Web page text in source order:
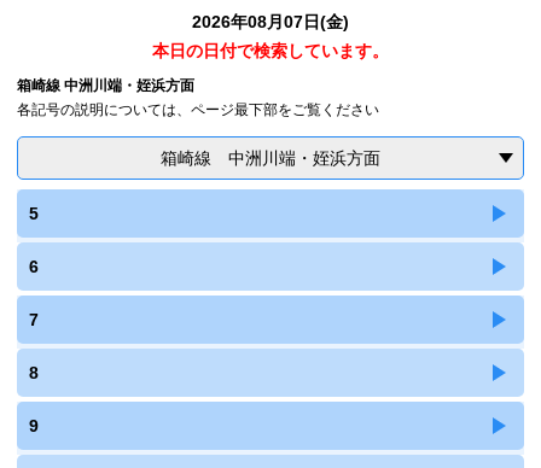
2026年08月07日(金)
本日の日付で検索しています。
箱崎線 中洲川端・姪浜方面
各記号の説明については、ページ最下部をご覧ください
箱崎線 中洲川端・姪浜方面
5
6
7
8
9